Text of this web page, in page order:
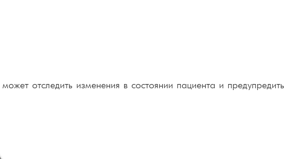
отследить изменения в состоянии пациента и